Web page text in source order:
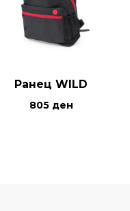
Ранец WILD
805 ден